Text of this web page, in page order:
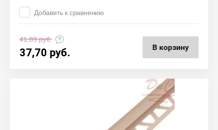
Добавить к сравнению
41,89руб.
37,70 руб. В корзину